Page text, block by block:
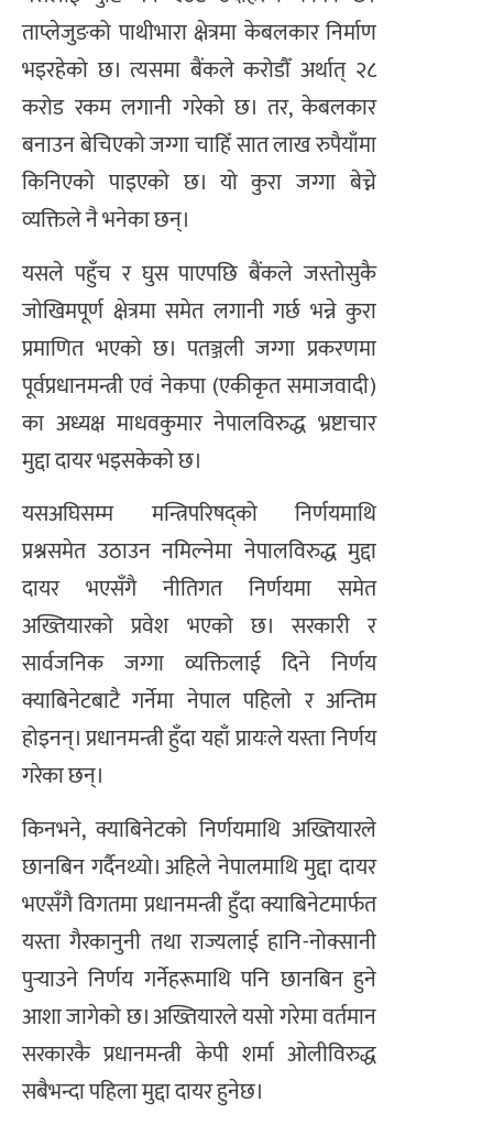
ताप्लेजुङको पाथीभारा क्षेत्रमा केबलकार निर्माण
भइरहेको छ। त्यसमा बैंकले करोडौँ अर्थात् २८
करोड रकम लगानी गरेको छ। तर, केबलकार
बनाउन बेचिएको जग्गा चाहिँ सात लाख रुपैयाँमा
किनिएको पाइएको छ। यो कुरा जग्गा बेच्ने
व्यक्तिले नै भनेका छन्।
यसले पहुँच र घुस पाएपछि बैंकले जस्तोसुकै
जोखिमपूर्ण क्षेत्रमा समेत लगानी गर्छ भन्ने कुरा
प्रमाणित भएको छ। पतञ्जली जग्गा प्रकरणमा
पूर्वप्रधानमन्त्री एवं नेकपा (एकीकृत समाजवादी)
का अध्यक्ष माधवकुमार नेपालविरुद्ध भ्रष्टाचार
मुद्दा दायर भइसकेको छ।
यसअघिसम्म मन्त्रिपरिषद्को निर्णयमाथि
प्रश्नसमेत उठाउन नमिल्नेमा नेपालविरुद्ध मुद्दा
दायर भएसँगै नीतिगत निर्णयमा समेत
अख्तियारको प्रवेश भएको छ। सरकारी र
सार्वजनिक जग्गा व्यक्तिलाई दिने निर्णय
क्याबिनेटबाटै गर्नेमा नेपाल पहिलो र अन्तिम
होइनन्। प्रधानमन्त्री हुँदा यहाँ प्रायःले यस्ता निर्णय
गरेका छन्।
किनभने, क्याबिनेटको निर्णयमाथि अख्तियारले
छानबिन गर्दैनथ्यो। अहिले नेपालमाथि मुद्दा दायर
भएसँगै विगतमा प्रधानमन्त्री हुँदा क्याबिनेटमार्फत
यस्ता गैरकानुनी तथा राज्यलाई हानि-नोक्सानी
पुर्‍याउने निर्णय गर्नेहरूमाथि पनि छानबिन हुने
आशा जागेको छ। अख्तियारले यसो गरेमा वर्तमान
सरकारकै प्रधानमन्त्री केपी शर्मा ओलीविरुद्ध
सबैभन्दा पहिला मुद्दा दायर हुनेछ।